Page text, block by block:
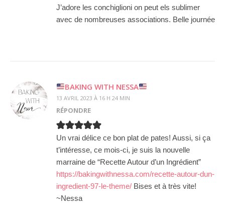
J’adore les conchiglioni on peut els sublimer
avec de nombreuses associations. Belle journée
BAKING WITH NESSA
13 AVRIL 2023 À 16 H 24 MIN
RÉPONDRE
Un vrai délice ce bon plat de pates! Aussi, si ça
t’intéresse, ce mois-ci, je suis la nouvelle
marraine de “Recette Autour d’un Ingrédient”
https://bakingwithnessa.com/recette-autour-dun-
ingredient-97-le-theme/ Bises et à très vite!
~Nessa